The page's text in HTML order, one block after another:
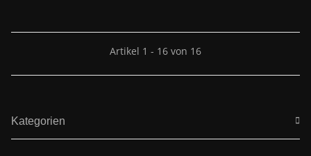
Artikel 1 - 16 von 16
Kategorien